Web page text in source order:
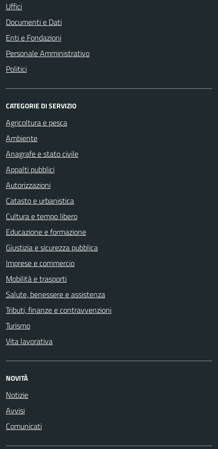
Uffici
Documenti e Dati
Enti e Fondazioni
Personale Amministrativo
Politici
CATEGORIE DI SERVIZIO
Agricoltura e pesca
Ambiente
Anagrafe e stato civile
Appalti pubblici
Autorizzazioni
Catasto e urbanistica
Cultura e tempo libero
Educazione e formazione
Giustizia e sicurezza pubblica
Imprese e commercio
Mobilità e trasporti
Salute, benessere e assistenza
Tributi, finanze e contravvenzioni
Turismo
Vita lavorativa
NOVITÀ
Notizie
Avvisi
Comunicati